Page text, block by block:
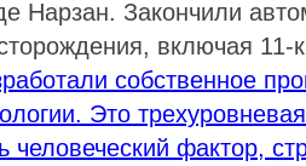
Нарзан. Закончили
включая 11-
собственное
Это
человеческий фактор,